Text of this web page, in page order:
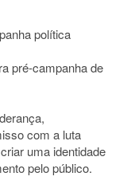
política
pré-campanha de
com a luta
uma identidade
pelo público.